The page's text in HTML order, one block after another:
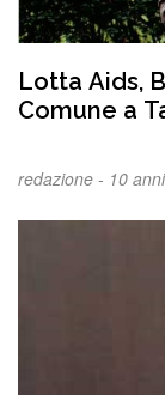
Lotta Aids,
Comune a
redazione - 10